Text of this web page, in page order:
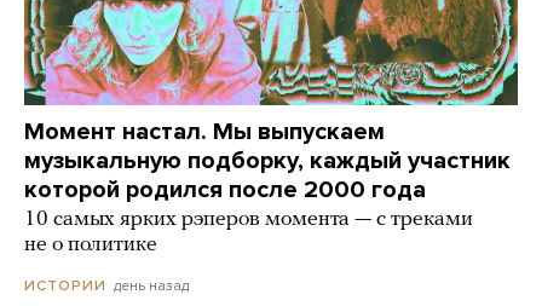
Момент настал. Мы выпускаем
музыкальную подборку, каждый участник
которой родился после 2000 года
10 самых ярких рэперов момента — с треками
не о политике
ИСТОРИИ день назад